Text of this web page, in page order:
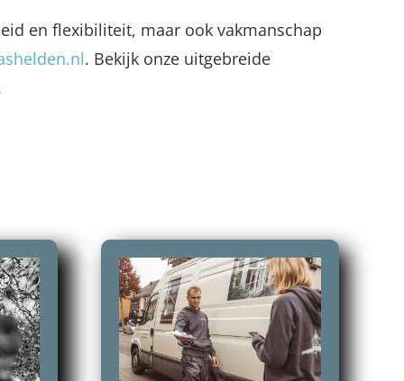
en flexibiliteit, maar ook vakmanschap
. Bekijk onze uitgebreide